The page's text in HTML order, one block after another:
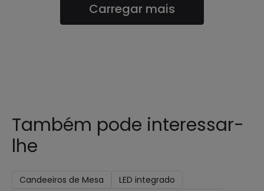
Carregar mais
Também pode interessar-
lhe
Candeeiros de Mesa
LED integrado